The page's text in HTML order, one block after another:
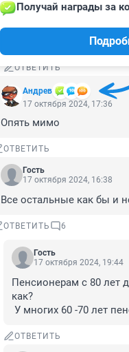
17 октября 2024, 20:13
Гость, +1000! Это
эффективная и
ОТВЕТИТЬ
Андрев
Получай награды за
17 октября 2024, 17:36
Опять мимо
ОТВЕТИТЬ
Гость
17 октября 2024, 16:38
Все остальные как бы и
ОТВЕТИТЬ 6
Гость
17 октября 2024, 19:44
Пенсионерам с 80 лет
как?
У многих 60 -70 лет
ОТВЕТИТЬ